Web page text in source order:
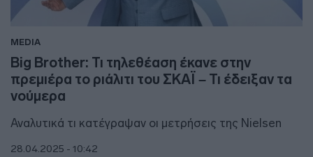
MEDIA
Big Brother: Τι τηλεθέαση έκανε στην
πρεμιέρα το ριάλιτι του ΣΚΑΪ – Τι έδειξαν τα
νούμερα
Αναλυτικά τι κατέγραψαν οι μετρήσεις της Nielsen
28.04.2025 - 10:42